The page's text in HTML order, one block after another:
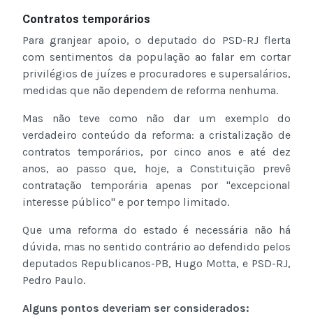
Contratos temporários
Para granjear apoio, o deputado do PSD-RJ flerta
com sentimentos da população ao falar em cortar
privilégios de juízes e procuradores e supersalários,
medidas que não dependem de reforma nenhuma.
Mas não teve como não dar um exemplo do
verdadeiro conteúdo da reforma: a cristalização de
contratos temporários, por cinco anos e até dez
anos, ao passo que, hoje, a Constituição prevê
contratação temporária apenas por "excepcional
interesse público" e por tempo limitado.
Que uma reforma do estado é necessária não há
dúvida, mas no sentido contrário ao defendido pelos
deputados Republicanos-PB, Hugo Motta, e PSD-RJ,
Pedro Paulo.
Alguns pontos deveriam ser considerados: